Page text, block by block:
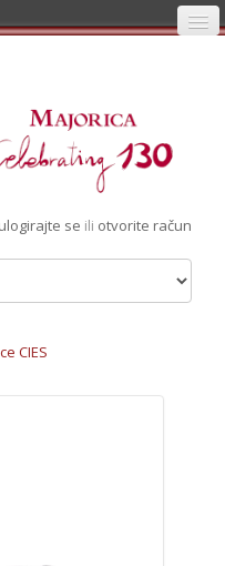
ulogirajte se ili otvorite račun
CIES